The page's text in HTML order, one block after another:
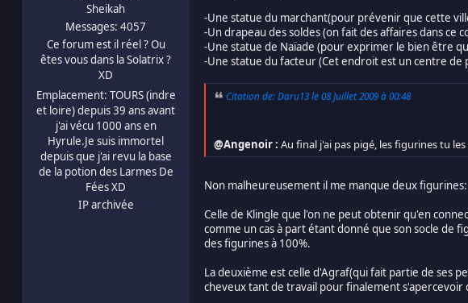
Sheikah
Messages: 4057
Ce forum est il réel ? Ou
êtes vous dans la Solatrix ?
XD
Emplacement: TOURS (indre
et loire) depuis 39 ans avant
j'ai vécu 1000 ans en
Hyrule.Je suis immortel
depuis que j'ai revu la base
de la potion des Larmes De
Fées XD
IP archivée
-Une statue du marchant(pour prévenir que cette
-Un drapeau des soldes (on fait des affaires dans ce
-Une statue de Naïade (pour exprimer le bien être
-Une statue du facteur (Cet endroit est un centre de
Citation de: Daru13 le 08 Juillet 2009 à 00:48
@Angenoir : Au final j'ai pas pigé, les figurines tu
Non malheureusement il me manque deux figurines:
Celle de Klingle que l'on ne peut obtenir qu'en
comme un cas à part étant donné que son socle de
des figurines à 100%.
La deuxième est celle d'Agraf(qui fait partie de ses
cheveux tant de travail pour finalement s'apercevoir